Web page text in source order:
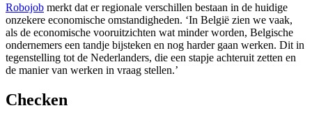
Robojob merkt dat er regionale verschillen bestaan in de huidige
onzekere economische omstandigheden. ‘In België zien we vaak,
als de economische vooruitzichten wat minder worden, Belgische
ondernemers een tandje bijsteken en nog harder gaan werken. Dit in
tegenstelling tot de Nederlanders, die een stapje achteruit zetten en
de manier van werken in vraag stellen.’
Checken